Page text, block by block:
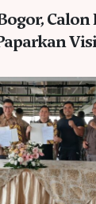
Calon